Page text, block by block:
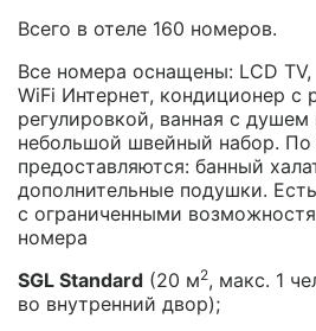
Всего в отеле 160 номеров.
Все номера оснащены: LCD
WiFi Интернет, кондиционер с
регулировкой, ванная с душем
небольшой швейный набор. По
предоставляются: банный
дополнительные подушки.
с ограниченными
номера
SGL Standard (20 м2, макс. 1
во внутренний двор);